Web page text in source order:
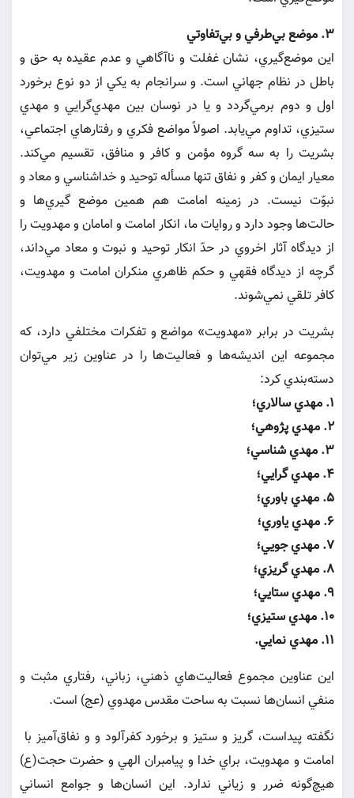
3. موضع بي‌طرفي و بي‌تفاوتي
اين موضع‌گيري، نشان غفلت و نا‌آگاهي و عدم عقيده به حق و
باطل در نظام جهاني است. و سرانجام به يكي از دو نوع برخورد
اول و دوم برمي‌گردد و يا در نوسان بين مهدي‌گرايي و مهدي
ستيزي، تداوم مي‌يابد. اصولاً مواضع فكري و رفتارهاي اجتماعي،
بشريت را به سه گروه مؤمن و كافر و منافق، تقسيم مي‌كند.
معيار ايمان و كفر و نفاق تنها مسأله توحيد و خداشناسي و معاد و
نبوّت نيست. در زمينه امامت هم همين موضع گيري‌ها و
حالت‌ها وجود دارد و روايات ما، انكار امامت و امامان و مهدويت را
از ديدگاه آثار اخروي در حدّ انكار توحيد و نبوت و معاد مي‌‌داند،
گرچه از ديدگاه فقهي و حكم ظاهري منكران امامت و مهدويت،
كافر تلقي نمي‌شوند.
بشريت در برابر «مهدويت» مواضع و تفكرات مختلفي دارد، كه
مجموعه اين انديشه‌ها و فعاليت‌ها را در عناوين زير مي‌توان
دسته‌بندي كرد:
1. مهدي سالاري؛
2. مهدي پژوهي؛
3. مهدي شناسي؛
4. مهدي گرايي؛
5. مهدي باوري؛
6. مهدي ياوري؛
7. مهدي جويي؛
8. مهدي گريزي؛
9. مهدي ستايي؛
10. مهدي ستيزي؛
11. مهدي نمايي.
اين عناوين مجموع فعاليت‌هاي ذهني، زباني، رفتاري مثبت و
منفي انسان‌ها نسبت به ساحت مقدس مهدوي (عج) است.
نگفته پيداست، گريز و ستيز و برخورد كفرآلود و و نفاق‌آميز با
امامت و مهدويت، براي خدا و پيامبران الهي و حضرت حجت(ع)
هيچ‌گونه ضرر و زياني ندارد. اين انسان‌ها و جوامع انساني